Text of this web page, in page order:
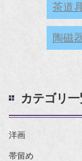
茶道
陶磁
カテゴリ
洋画
帯留め